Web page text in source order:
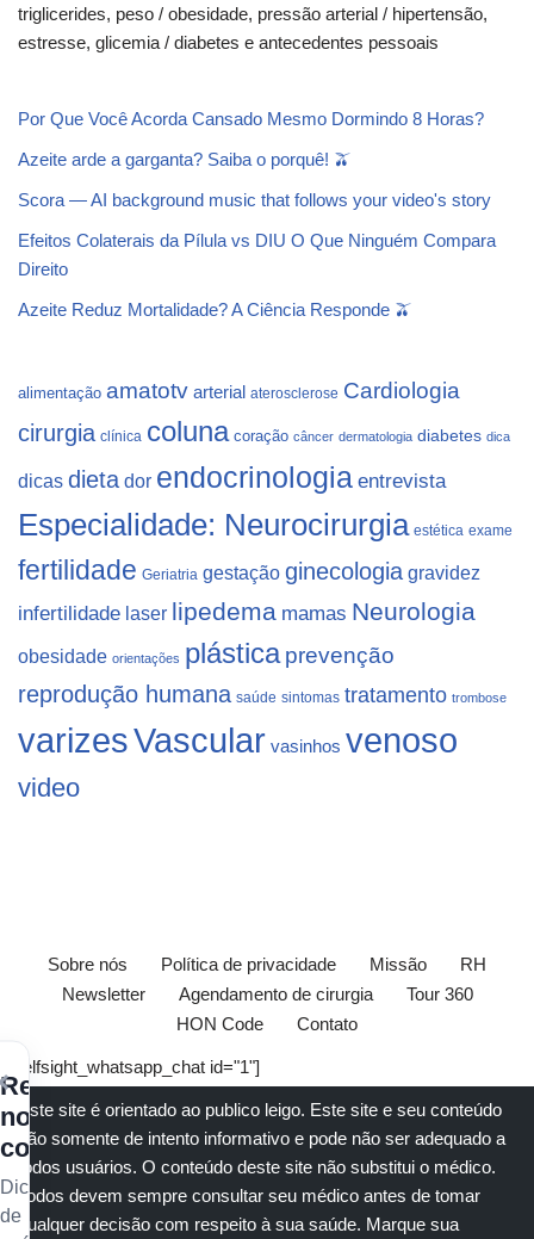
triglicerides, peso / obesidade, pressão arterial / hipertensão,
estresse, glicemia / diabetes e antecedentes pessoais
Por Que Você Acorda Cansado Mesmo Dormindo 8 Horas?
Azeite arde a garganta? Saiba o porquê! 🫒
Scora — AI background music that follows your video's story
Efeitos Colaterais da Pílula vs DIU O Que Ninguém Compara
Direito
Azeite Reduz Mortalidade? A Ciência Responde 🫒
alimentação amatotv arterial aterosclerose Cardiologia
cirurgia clínica coluna coração câncer dermatologia diabetes dica
dicas dieta dor endocrinologia entrevista
Especialidade: Neurocirurgia estética exame
fertilidade Geriatria gestação ginecologia gravidez
infertilidade laser lipedema mamas Neurologia
obesidade orientações plástica prevenção
reprodução humana saúde sintomas tratamento trombose
varizesVascular vasinhos venoso
video
Sobre nós Política de privacidade Missão
RH
Newsletter
Agendamento de cirurgia
Tour 360
HON Code
Contato
[elfsight_whatsapp_chat id="1"]
Este site é orientado ao publico leigo. Este site e seu conteúdo
são somente de intento informativo e pode não ser adequado a
todos usuários. O conteúdo deste site não substitui o médico.
Todos devem sempre consultar seu médico antes de tomar
qualquer decisão com respeito à sua saúde. Marque sua
Receba
nossos
conteúdos
Dicas
de